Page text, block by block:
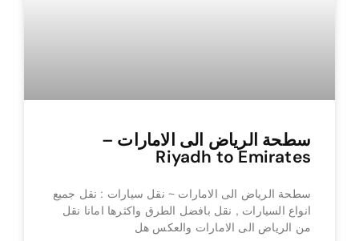
سطحة الرياض الى الامارات –
Riyadh to Emirates
سطحة الرياض الى الامارات ~ نقل سيارات : نقل جميع
انواع السيارات , نقل بافضل الطرق واكثرها امانا نقل
من الرياض الى الامارات والعكس هل